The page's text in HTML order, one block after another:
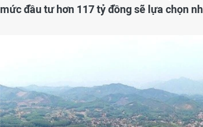
mức đầu tư hơn 117 tỷ đồng sẽ lựa chọn